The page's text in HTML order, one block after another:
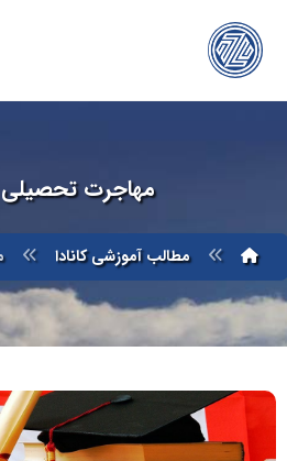
مهاجرت تحصیلی
مطالب آموزشی کانادا